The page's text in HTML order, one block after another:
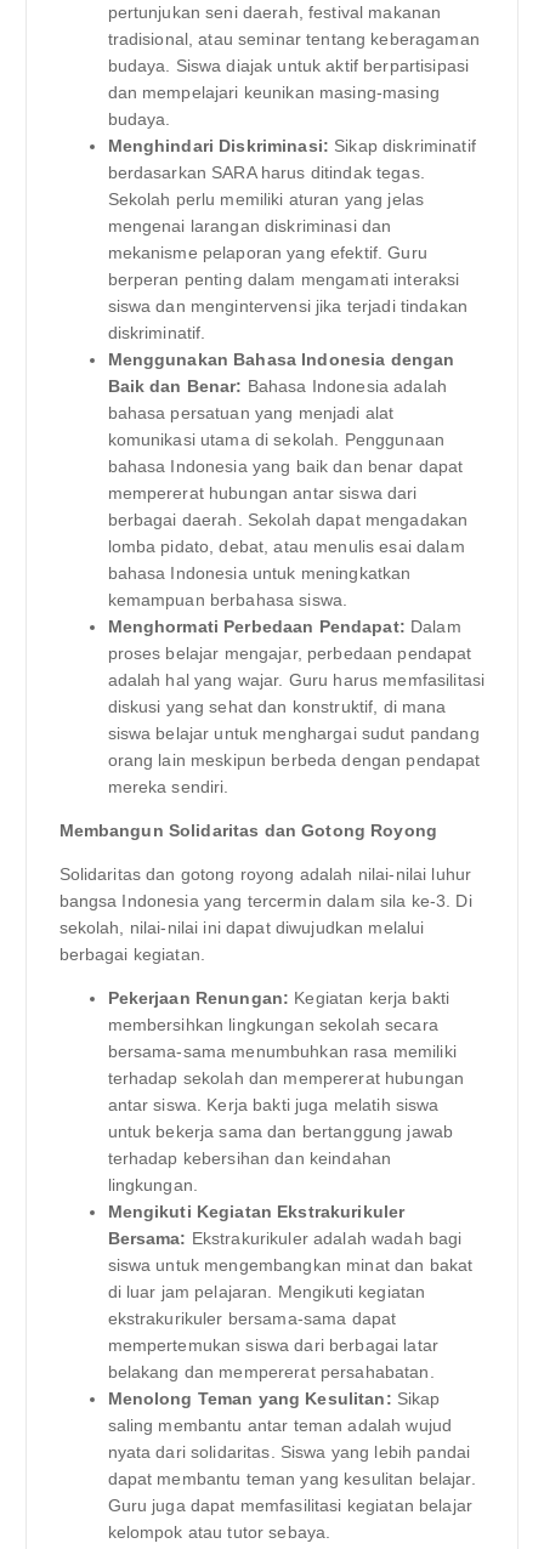
pertunjukan seni daerah, festival makanan
tradisional, atau seminar tentang keberagaman
budaya. Siswa diajak untuk aktif berpartisipasi
dan mempelajari keunikan masing-masing
budaya.
Menghindari Diskriminasi: Sikap diskriminatif
berdasarkan SARA harus ditindak tegas.
Sekolah perlu memiliki aturan yang jelas
mengenai larangan diskriminasi dan
mekanisme pelaporan yang efektif. Guru
berperan penting dalam mengamati interaksi
siswa dan mengintervensi jika terjadi tindakan
diskriminatif.
Menggunakan Bahasa Indonesia dengan
Baik dan Benar: Bahasa Indonesia adalah
bahasa persatuan yang menjadi alat
komunikasi utama di sekolah. Penggunaan
bahasa Indonesia yang baik dan benar dapat
mempererat hubungan antar siswa dari
berbagai daerah. Sekolah dapat mengadakan
lomba pidato, debat, atau menulis esai dalam
bahasa Indonesia untuk meningkatkan
kemampuan berbahasa siswa.
Menghormati Perbedaan Pendapat: Dalam
proses belajar mengajar, perbedaan pendapat
adalah hal yang wajar. Guru harus memfasilitasi
diskusi yang sehat dan konstruktif, di mana
siswa belajar untuk menghargai sudut pandang
orang lain meskipun berbeda dengan pendapat
mereka sendiri.
Membangun Solidaritas dan Gotong Royong
Solidaritas dan gotong royong adalah nilai-nilai luhur
bangsa Indonesia yang tercermin dalam sila ke-3. Di
sekolah, nilai-nilai ini dapat diwujudkan melalui
berbagai kegiatan.
Pekerjaan Renungan: Kegiatan kerja bakti
membersihkan lingkungan sekolah secara
bersama-sama menumbuhkan rasa memiliki
terhadap sekolah dan mempererat hubungan
antar siswa. Kerja bakti juga melatih siswa
untuk bekerja sama dan bertanggung jawab
terhadap kebersihan dan keindahan
lingkungan.
Mengikuti Kegiatan Ekstrakurikuler
Bersama: Ekstrakurikuler adalah wadah bagi
siswa untuk mengembangkan minat dan bakat
di luar jam pelajaran. Mengikuti kegiatan
ekstrakurikuler bersama-sama dapat
mempertemukan siswa dari berbagai latar
belakang dan mempererat persahabatan.
Menolong Teman yang Kesulitan: Sikap
saling membantu antar teman adalah wujud
nyata dari solidaritas. Siswa yang lebih pandai
dapat membantu teman yang kesulitan belajar.
Guru juga dapat memfasilitasi kegiatan belajar
kelompok atau tutor sebaya.